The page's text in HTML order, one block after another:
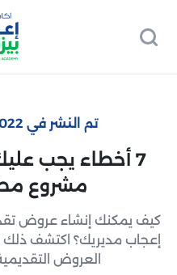
تم النشر في November 06, 2022
7 أخطاء يجب
مشروع
كيف يمكنك إنشاء عروض
إعجاب مديريك؟ اكتشف
العروض